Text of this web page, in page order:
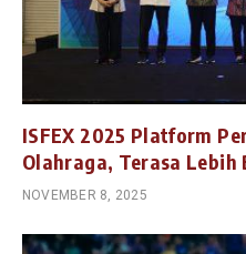
ISFEX 2025 Platform
Olahraga, Terasa Lebih
NOVEMBER 8, 2025